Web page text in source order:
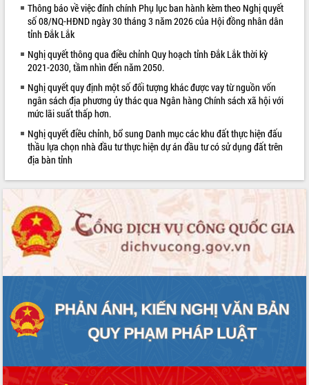
UBND tỉnh Đắk Lắk triển khai nhiệm
vụ 6 tháng cuối năm 2026
Kỳ họp thứ Hai, Hội đồng nhân dân
tỉnh khóa XI quyết nghị nhiều nội dung
quan trọng
Bí thư Tỉnh ủy Lương Nguyễn Minh
Triết thăm, tặng quà người có công với
cách mạng
Rà soát, hoàn thiện hệ thống thiết chế
văn hóa, thể thao đáp ứng yêu cầu
phát triển mới
Thường trực HĐND tỉnh Đắk Lắk gặp
mặt Đoàn chuyên gia y tế TP. Hồ Chí
Minh
Lễ truy điệu và an táng hài cốt liệt sĩ
tại Nghĩa trang Liệt sĩ xã Sơn Hòa
Bàn giải pháp tháo gỡ khó khăn trong
Thứ trưởng Bộ Nông nghiệp và Môi
trường Nguyễn Hoàng Hiệp khảo sát
vùng trồng và doanh nghiệp đóng gói
món ăn từ sầu riêng
ALBUM ẢNH
LIÊN KẾT WEB
Thông báo về việc đính chính Phụ lục ban hành kèm theo Nghị quyết
số 08/NQ-HĐND ngày 30 tháng 3 năm 2026 của Hội đồng nhân dân
tỉnh Đắk Lắk
Nghị quyết thông qua điều chỉnh Quy hoạch tỉnh Đắk Lắk thời kỳ
2021-2030, tầm nhìn đến năm 2050.
Nghị quyết quy định một số đối tượng khác được vay từ nguồn vốn
ngân sách địa phương ủy thác qua Ngân hàng Chính sách xã hội với
mức lãi suất thấp hơn.
Nghị quyết điều chỉnh, bổ sung Danh mục các khu đất thực hiện đấu
thầu lựa chọn nhà đầu tư thực hiện dự án đầu tư có sử dụng đất trên
địa bàn tỉnh